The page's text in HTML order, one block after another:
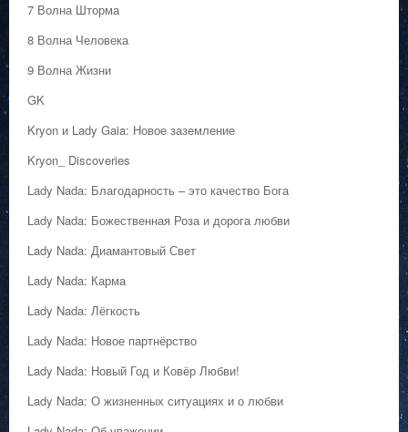
7 Волна Шторма
8 Волна Человека
9 Волна Жизни
GK
Kryon и Lady Gaia: Новое заземление
Kryon_ Discoveries
Lady Nada: Благодарность – это качество Бога
Lady Nada: Божественная Роза и дорога любви
Lady Nada: Диамантовый Свет
Lady Nada: Карма
Lady Nada: Лёгкость
Lady Nada: Новое партнёрство
Lady Nada: Новый Год и Ковёр Любви!
Lady Nada: О жизненных ситуациях и о любви